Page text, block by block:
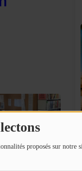
proposés sur notre
BOSE !